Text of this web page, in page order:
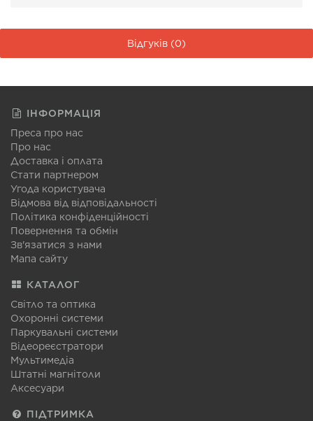
Відгуків (0)
ІНФОРМАЦІЯ
Преса про нас
Про нас
Доставка і оплата
Стати партнером
Угода користувача
Відмова від відповідальності
Політика конфіденційності
Повернення та обмін
Зв'язатися з нами
Мапа сайту
КАТАЛОГ
Світло та оптика
Охоронні системи
Паркувальні системи
Відеореєстратори
Мультимедіа
Штатні магнітоли
Аксесуари
ПІДТРИМКА